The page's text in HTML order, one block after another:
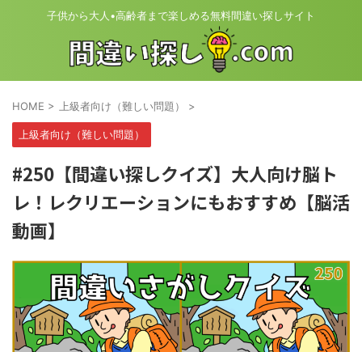
子供から大人•高齢者まで楽しめる無料間違い探しサイト
HOME > 上級者向け（難しい問題） >
上級者向け（難しい問題）
#250【間違い探しクイズ】大人向け脳ト
レ！レクリエーションにもおすすめ【脳活
動画】